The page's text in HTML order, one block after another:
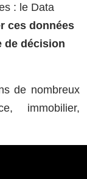
: le Data
ces données
de décision
de nombreux
immobilier,